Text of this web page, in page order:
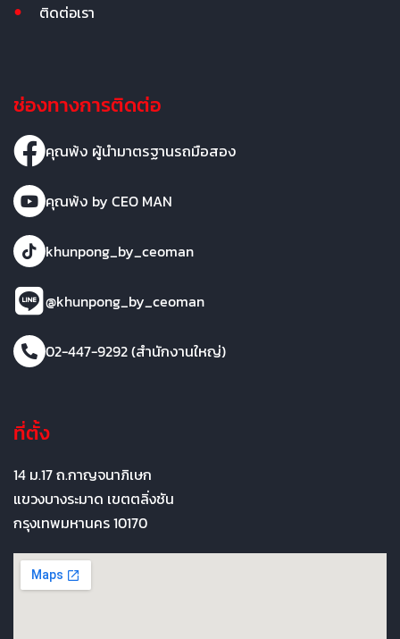
ติดต่อเรา
ช่องทางการติดต่อ
คุณพ้ง ผู้นำมาตรฐานรถมือสอง
คุณพ้ง by CEO MAN
khunpong_by_ceoman
@khunpong_by_ceoman
02-447-9292 (สำนักงานใหญ่)
ที่ตั้ง
14 ม.17 ถ.กาญจนาภิเษก
แขวงบางระมาด เขตตลิ่งชัน
กรุงเทพมหานคร 10170